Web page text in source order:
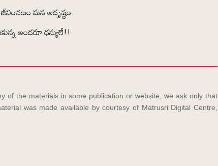
మన అదృష్టం.
అందరూ ధన్యులే!!
of the materials in some publication or website, we ask only that
was made available by courtesy of Matrusri Digital Centre,